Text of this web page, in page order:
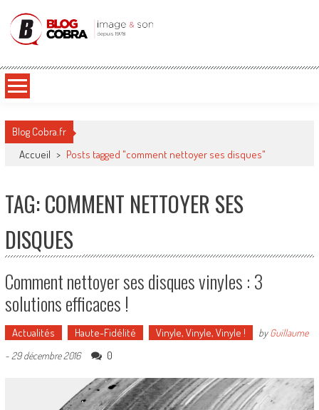
Blog Cobra
Blog Cobra.fr
Accueil > Posts tagged "comment nettoyer ses disques"
TAG: COMMENT NETTOYER SES
DISQUES
Comment nettoyer ses disques vinyles : 3
solutions efficaces !
Actualités Haute-Fidélité Vinyle, Vinyle, Vinyle ! byGuillaume
- 29 décembre 2016 0